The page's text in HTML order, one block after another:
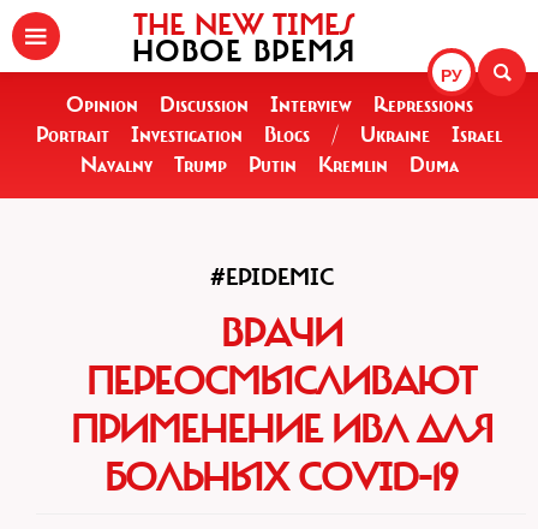
РУ
THE NEW TIMES
НОВОЕ ВРЕМЯ
Opinion Discussion Interview
Repressions
Portrait
Investigation Blogs / Ukraine
Israel
Navalny
Trump Putin Kremlin Duma
#EPIDEMIC
ВРАЧИ
ПЕРЕОСМЫСЛИВАЮТ
ПРИМЕНЕНИЕ ИВЛ ДЛЯ
БОЛЬНЫХ COVID-19